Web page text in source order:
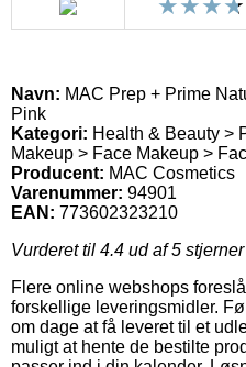
Navn: MAC Prep + Prime
Pink
Kategori: Health & Beauty >
Makeup > Face Makeup >
Producent: MAC Cosmetics
Varenummer: 94901
EAN: 773602323210
Vurderet til 4.4 ud af 5
Flere online webshops
forskellige leveringsmidler.
om dage at få leveret til et
muligt at hente de bestilte